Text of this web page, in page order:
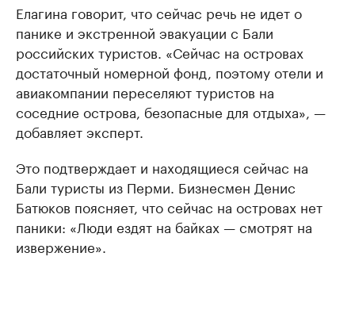
Елагина говорит, что сейчас речь не идет о
панике и экстренной эвакуации с Бали
российских туристов. «Сейчас на островах
достаточный номерной фонд, поэтому отели и
авиакомпании переселяют туристов на
соседние острова, безопасные для отдыха», —
добавляет эксперт.
Это подтверждает и находящиеся сейчас на
Бали туристы из Перми. Бизнесмен Денис
Батюков поясняет, что сейчас на островах нет
паники: «Люди ездят на байках — смотрят на
извержение».